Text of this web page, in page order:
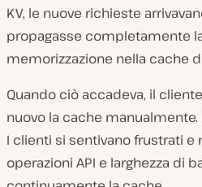
KV, le nuove richieste
propagasse completamente
memorizzazione nella cache
Quando ciò accadeva, il
nuovo la cache manualmente.
I clienti si sentivano frustrati e
operazioni API e larghezza di